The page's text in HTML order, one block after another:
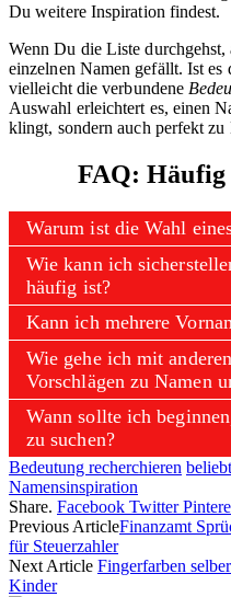
Du weitere Inspiration findest.
Wenn Du die Liste
einzelnen Namen gefällt. Ist
vielleicht die verbundene
Auswahl erleichtert es, einen
klingt, sondern auch perfekt zu
FAQ: Häufig
Warum ist die Wahl
Wie kann ich
häufig ist?
Kann ich mehrere
Wie gehe ich mit
Vorschlägen zu Namen
Wann sollte ich
zu suchen?
Bedeutung recherchieren
Namensinspiration
Share. Facebook Twitter
Previous ArticleFinanzamt
für Steuerzahler
Next Article Fingerfarben
Kinder